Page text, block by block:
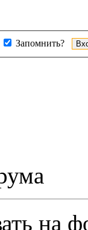
Запомнить?
на